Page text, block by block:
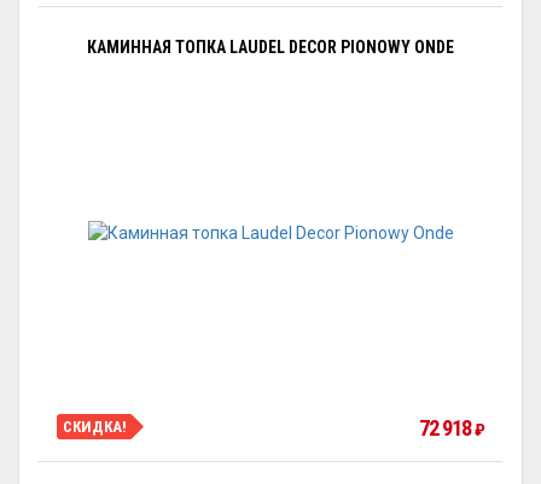
КАМИННАЯ ТОПКА LAUDEL DECOR PIONOWY ONDE
СКИДКА! 72 918₽